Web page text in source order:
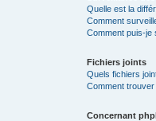
Quelle est la
Comment
Comment puis-je
Fichiers joints
Quels fichiers
Comment
Concernant